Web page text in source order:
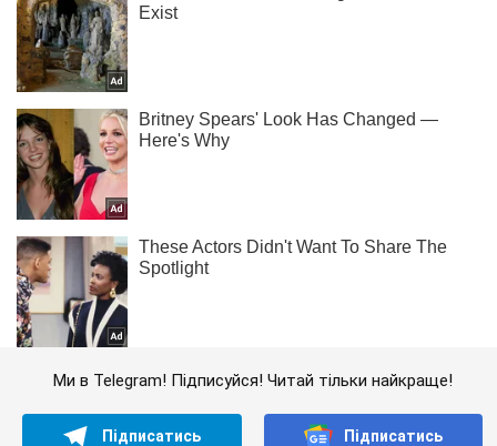
Ми в Telegram! Підписуйся! Читай тільки найкраще!
Підписатись Підписатись